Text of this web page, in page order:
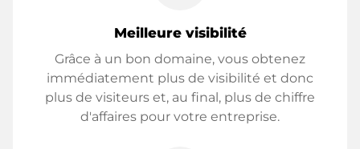
Meilleure visibilité
Grâce à un bon domaine, vous obtenez
immédiatement plus de visibilité et donc
plus de visiteurs et, au final, plus de chiffre
d'affaires pour votre entreprise.